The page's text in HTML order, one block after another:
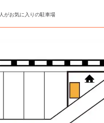
人がお気に入りの駐車場